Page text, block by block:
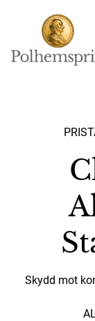
Skydd mot